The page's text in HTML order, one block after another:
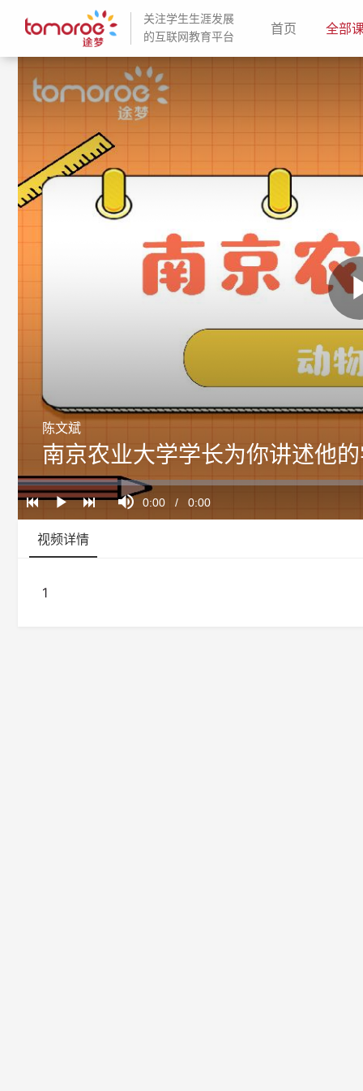
关注学生生涯发展
的互联网教育平台
首页(current)
全部
Play
Mute
Current
0:00 / Duration
0:00
Loaded:
0%
Progress:
0%
陈文斌
南京农业大学学长为你讲述他
视频详情
1